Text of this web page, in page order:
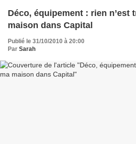
Déco, équipement : rien n’est
maison dans Capital
Publié le 31/10/2010 à 20:00
Par Sarah